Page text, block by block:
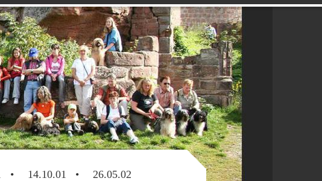
14.10.01 26.05.02